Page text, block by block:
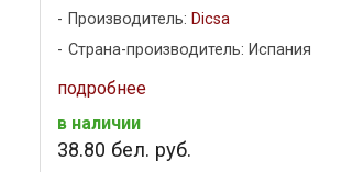
Производитель: Dicsa
Страна-производитель: Испания
подробнее
в наличии
38.80 бел. руб.